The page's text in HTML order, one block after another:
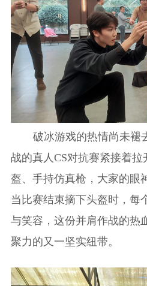
破冰游戏的热情尚未褪
战的真人CS对抗赛紧接着
盔、手持仿真枪，大家的眼
当比赛结束摘下头盔时，每
与笑容，这份并肩作战的热
聚力的又一坚实纽带。